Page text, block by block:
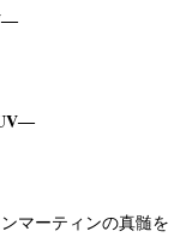
マーティンの真髄を